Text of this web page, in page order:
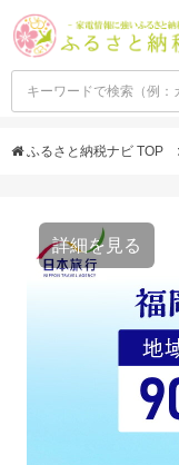
ふるさと納税ナビ TOP
詳細を見る